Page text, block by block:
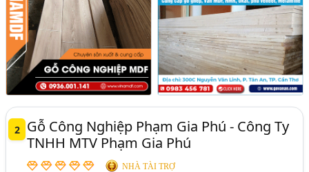
2
Gỗ Công Nghiệp Phạm Gia Phú - Công Ty
TNHH MTV Phạm Gia Phú
NHÀ TÀI TRỢ